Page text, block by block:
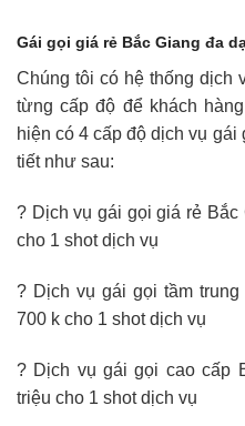
Gái gọi giá rẻ Bắc Giang đa
Chúng tôi có hệ thống dịch
từng cấp độ để khách
hiện có 4 cấp độ dịch vụ
tiết như sau:
? Dịch vụ gái gọi giá rẻ
cho 1 shot dịch vụ
? Dịch vụ gái gọi tầm
700 k cho 1 shot dịch vụ
? Dịch vụ gái gọi cao cấp
triệu cho 1 shot dịch vụ